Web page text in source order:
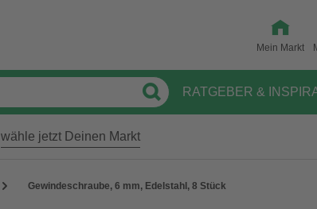
Mein Markt
RATGEBER &
wähle jetzt Deinen Markt
Gewindeschraube, 6 mm, Edelstahl, 8 Stück